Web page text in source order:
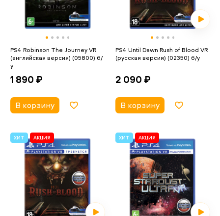
PS4 Robinson The Journey VR
(английская версия) (05800) б/
у
1 890 ₽
В корзину
PS4 Until Dawn Rush of Blood VR
(русская версия) (02350) б/у
2 090 ₽
В корзину
ХИТ АКЦИЯ ХИТ АКЦИЯ